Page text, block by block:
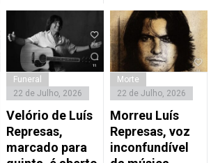
Funeral
22 de Julho, 2026
Velório de Luís
Represas,
marcado para
Morte
22 de Julho, 2026
Morreu Luís
Represas, voz
inconfundível